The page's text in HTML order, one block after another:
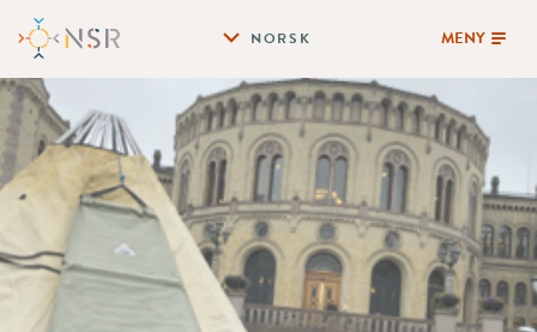
NORSK MENY